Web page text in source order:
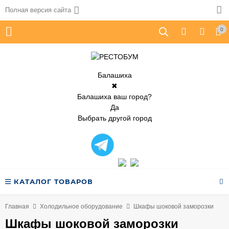
Полная версия сайта
0
Балашиха
✖
Балашиха ваш город?
Да
Выбрать другой город
КАТАЛОГ ТОВАРОВ
Главная Холодильное оборудование Шкафы шоковой заморозки
Шкафы шоковой заморозки